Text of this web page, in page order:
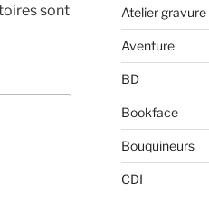
sont
Atelier gravure
Aventure
BD
Bookface
Bouquineurs
CDI